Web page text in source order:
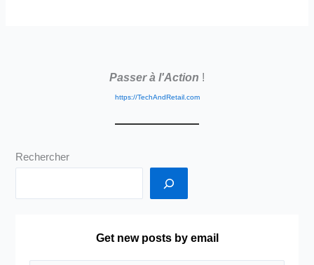
Passer à l'Action !
https://TechAndRetail.com
Rechercher
Get new posts by email